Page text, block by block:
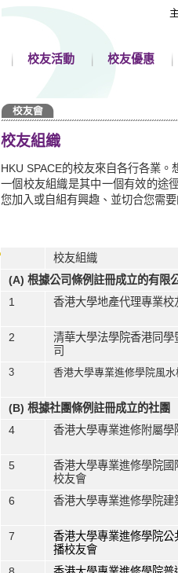
校友活動 校友優惠
校友組織
HKU SPACE的校友來自各行各業
一個校友組織是其中一個有效的途
您加入或自組有興趣、並切合您需
校友組織
(A) 根據公司條例註冊成立的有限
1
香港大學地產代理專業校
2
清華大學法學院香港同學
司
3 香港大學專業進修學院風
(B) 根據社團條例註冊成立的社團
4
香港大學專業進修附屬學
5
香港大學專業進修學院國
校友會
6
香港大學專業進修學院建
7
香港大學專業進修學院公
播校友會